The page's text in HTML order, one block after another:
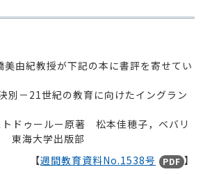
美由紀教授が下記の本に書評を寄せてい
別－21世紀の教育に向けたイングラン
ドゥールー原著 松本佳穂子，ベバリ
海大学出版部
【週間教育資料No.1538号 PDF 】